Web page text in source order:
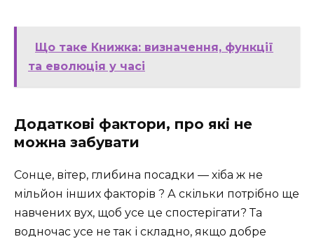
Що таке Книжка: визначення, функції
та еволюція у часі
Додаткові фактори, про які не
можна забувати
Сонце, вітер, глибина посадки — хіба ж не
мільйон інших факторів ? А скільки потрібно ще
навчених вух, щоб усе це спостерігати? Та
водночас усе не так і складно, якщо добре